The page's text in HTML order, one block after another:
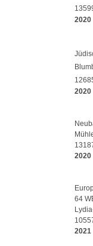
2020
2020
2020
64
2021